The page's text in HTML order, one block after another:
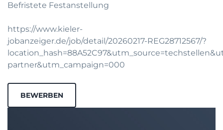
Befristete Festanstellung
https://www.kieler-
jobanzeiger.de/job/detail/20260217-REG28712567/?
partner&utm_campaign=000
BEWERBEN